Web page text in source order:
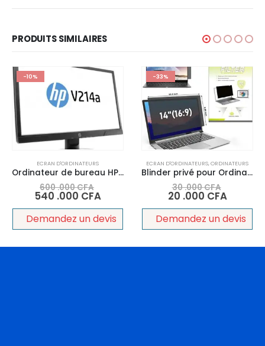
PRODUITS SIMILAIRES
-10%
ECRAN D'ORDINATEURS
Ordinateur de bureau HP 290 G4 Processeur Intel Core i5 Ram 8Go, disque dure 1Tera Écran 27 pouces Led HD IPS
600 .000CFA
540 .000 CFA
Demandez un devis
-33%
ECRAN D'ORDINATEURS,ORDINATEURS
Blinder privé pour Ordinateur Portable 14
30 .000CFA
20 .000 CFA
Demandez un devis